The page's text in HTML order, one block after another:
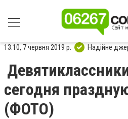
13:10, 7 червня 2019 р. Надійне
сегодня
(ФОТО)